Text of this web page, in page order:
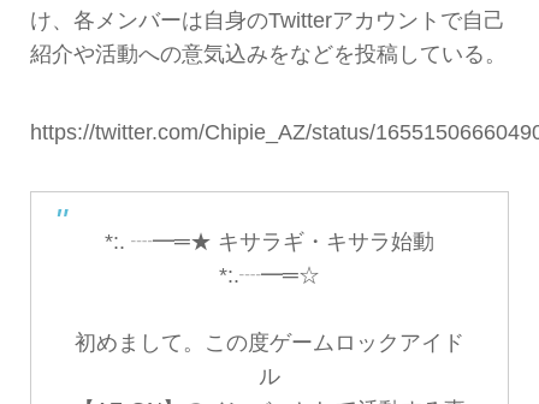
け、各メンバーは自身のTwitterアカウントで自己
紹介や活動への意気込みをなどを投稿している。
https://twitter.com/Chipie_AZ/status/
*:. ┈━═★ キサラギ・キサラ始動
*:.┈━═☆
初めまして。この度ゲームロックアイド
ル